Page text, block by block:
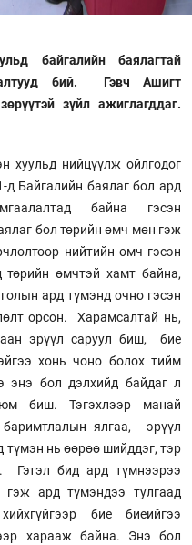
байгалийн баялагтай
бий. Гэвч Ашигт
зүйл ажиглагддаг.
хуульд нийцүүлж ойлгодог
д Байгалийн баялаг бол ард
байна гэсэн
бол төрийн өмч мөн гэж
нийтийн өмч гэсэн
төрийн өмчтэй хамт байна,
ард түмэнд очно гэсэн
орсон. Харамсалтай нь,
эрүүл саруул биш, бие
хонь чоно болох тийм
бол дэлхийд байдаг л
биш. Тэгэхлээр манай
ялгаа, эрүүл
түмэн нь өөрөө шийддэг, тэр
Гэтэл бид ард түмнээрээ
ард түмэндээ тулгаад
бие биеийгээ
харааж байна. Энэ бол